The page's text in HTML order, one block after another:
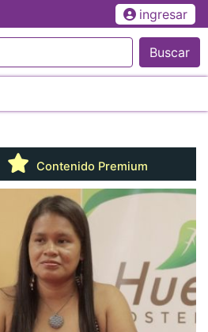
ingresar
Buscar
Contenido Premium